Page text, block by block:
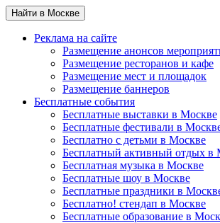
Найти в Москве
Реклама на сайте
Размещение анонсов
Размещение ресторанов и кафе
Размещение мест и площадок
Размещение баннеров
Бесплатные события
Бесплатные выставки в Москве
Бесплатные фестивали в
Бесплатно с детьми в Москве
Бесплатный активный отдых в
Бесплатная музыка в Москве
Бесплатные шоу в Москве
Бесплатные праздники в
Бесплатно! стендап в Москве
Бесплатные образование в